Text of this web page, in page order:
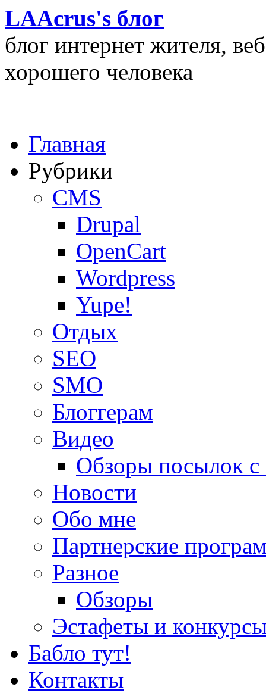
LAAcrus's блог
блог интернет жителя,
хорошего человека
Главная
Рубрики
CMS
Drupal
OpenCart
Wordpress
Yupe!
Oтдых
SEO
SMO
Блоггерам
Видео
Обзоры посылок с
Новости
Обо мне
Партнерские
Разное
Обзоры
Эстафеты и
Бабло тут!
Контакты